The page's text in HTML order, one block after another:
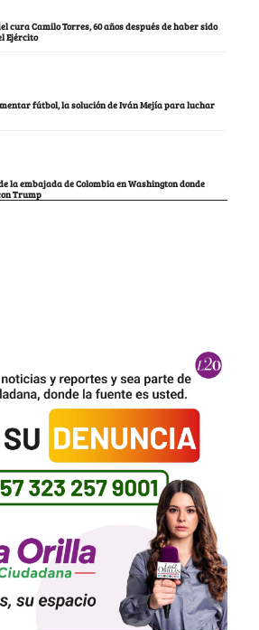
cura Camilo Torres, 60 años después de haber sido
Ejército
fútbol, la solución de Iván Mejía para luchar
la embajada de Colombia en Washington donde
Trump